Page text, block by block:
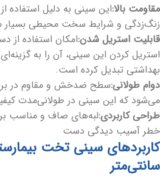
مقاومت بالا:
زنگ‌زدگی و شرایط سخت محیطی بسیار
قابلیت استریل شدن:امکان استفاده از
استریل کردن این سینی، آن را به
بهداشتی تبدیل کرده است.
دوام طولانی:سطح ضدخش و مقاوم در
می‌شود که این سینی در طولانی‌مدت
طراحی کاربردی:لبه‌های صاف و مناسب
خطر آسیب دیدگی دست
سانتی‌متر